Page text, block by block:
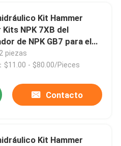
Kit Hammer
Kits NPK 7XB del
de NPK GB7 para el
de la correa
piezas
$11.00 - $80.00/Pieces
Contacto
Kit Hammer